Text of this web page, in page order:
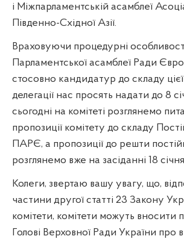
і Міжпарламентській асамблеї
Південно-Східної Азії.
Враховуючи процедурні
Парламентської асамблеї Ради
стосовно кандидатур до складу цієї
делегації нас просять надати до 8
сьогодні на комітеті розглянемо
пропозиції комітету до складу
ПАРЄ, а пропозиції до решти
розглянемо вже на засіданні 18
Колеги, звертаю вашу увагу, що,
частини другої статті 23 Закону
комітети, комітети можуть вносити
Голові Верховної Ради України про